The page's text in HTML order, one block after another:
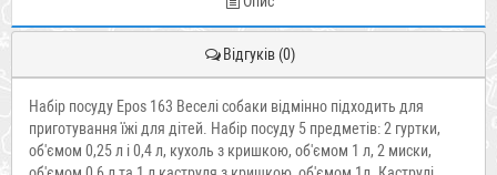
Відгуків (0)
Набір посуду Epos 163 Веселі собаки відмінно підходить для
приготування їжі для дітей. Набір посуду 5 предметів: 2 гуртки,
об'ємом 0,25 л і 0,4 л, кухоль з кришкою, об'ємом 1 л, 2 миски,